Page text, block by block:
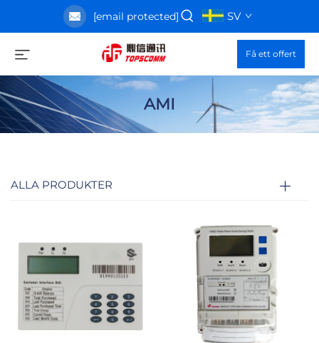
[email protected] SV
Få ett offert
AMI
ALLA PRODUKTER